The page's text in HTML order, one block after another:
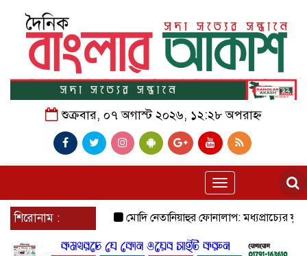
শুক্রবার, ০৭ অগাস্ট ২০২৬, ১২:২৮ অপরাহ্ন
Toggle
navigation
শিরোনাম : মোদি নেতানিয়াহুর ফোনালাপ: মধ্যপ্রাচ্যের যুদ্ধ ও